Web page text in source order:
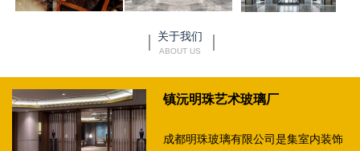
关于我们
ABOUT US
镇沅明珠艺术玻璃厂
成都明珠玻璃有限公司是集室内装饰